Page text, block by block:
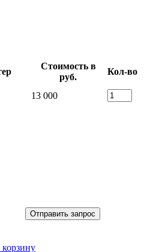
Стоимость в
руб.
Кол-во
13 000
Отправить запрос